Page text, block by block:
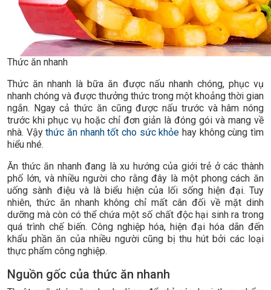
Thức ăn nhanh
Thức ăn nhanh là bữa ăn được nấu nhanh chóng, phục vụ
nhanh chóng và được thưởng thức trong một khoảng thời gian
ngắn. Ngay cả thức ăn cũng được nấu trước và hâm nóng
trước khi phục vụ hoặc chỉ đơn giản là đóng gói và mang về
nhà. Vậythức ăn nhanh tốt cho sức khỏe hay không cùng tìm
hiểu nhé.
Ăn thức ăn nhanh đang là xu hướng của giới trẻ ở các thành
phố lớn, và nhiều người cho rằng đây là một phong cách ăn
uống sành điệu và là biểu hiện của lối sống hiện đại. Tuy
nhiên, thức ăn nhanh không chỉ mất cân đối về mặt dinh
dưỡng mà còn có thể chứa một số chất độc hại sinh ra trong
quá trình chế biến. Công nghiệp hóa, hiện đại hóa dãn đến
khẩu phần ăn của nhiều người cũng bị thu hút bởi các loại
thực phẩm công nghiệp.
Nguồn gốc của thức ăn nhanh